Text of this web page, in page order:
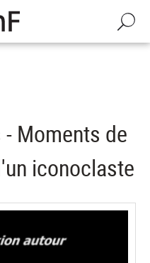
Recherche
Moments de
iconoclaste